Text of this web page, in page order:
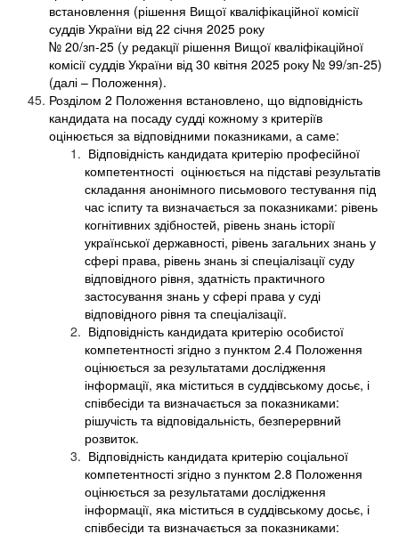
встановлення (рішення Вищої кваліфікаційної комісії
суддів України від 22 січня 2025 року
№ 20/зп-25 (у редакції рішення Вищої кваліфікаційної
комісії суддів України від 30 квітня 2025 року № 99/зп-25)
(далі – Положення).
Розділом 2 Положення встановлено, що відповідність
кандидата на посаду судді кожному з критеріїв
оцінюється за відповідними показниками, а саме:
Відповідність кандидата критерію професійної
компетентності оцінюється на підставі результатів
складання анонімного письмового тестування під
час іспиту та визначається за показниками: рівень
когнітивних здібностей, рівень знань історії
української державності, рівень загальних знань у
сфері права, рівень знань зі спеціалізації суду
відповідного рівня, здатність практичного
застосування знань у сфері права у суді
відповідного рівня та спеціалізації.
Відповідність кандидата критерію особистої
компетентності згідно з пунктом 2.4 Положення
оцінюється за результатами дослідження
інформації, яка міститься в суддівському досьє, і
співбесіди та визначається за показниками:
рішучість та відповідальність, безперервний
розвиток.
Відповідність кандидата критерію соціальної
компетентності згідно з пунктом 2.8 Положення
оцінюється за результатами дослідження
інформації, яка міститься в суддівському досьє, і
співбесіди та визначається за показниками: